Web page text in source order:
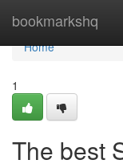
bookmarkshq
Home
Home
1
The best